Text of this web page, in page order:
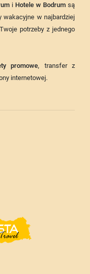
i Hotele w Bodrum są
wakacyjne w najbardziej
potrzeby z jednego
promowe, transfer z
internetowej.